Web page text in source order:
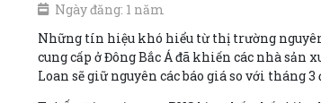
Ngày đăng: 1 năm
Những tín hiệu khó hiểu từ thị trường
cung cấp ở Đông Bắc Á đã khiến các nhà
Loan sẽ giữ nguyên các báo giá so với